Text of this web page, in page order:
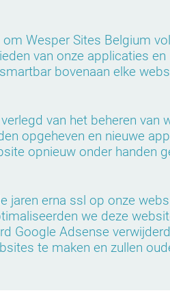
Wesper Sites Belgium
van onze applicaties
bovenaan elke
van het beheren
opgeheven en nieuwe
opnieuw onder handen
jaren erna ssl op onze
we deze
Google Adsense
te maken en zullen